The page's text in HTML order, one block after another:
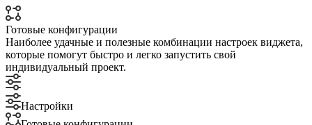
Готовые конфигурации
Наиболее удачные и полезные комбинации настроек виджета,
которые помогут быстро и легко запустить свой
индивидуальный проект.
Настройки